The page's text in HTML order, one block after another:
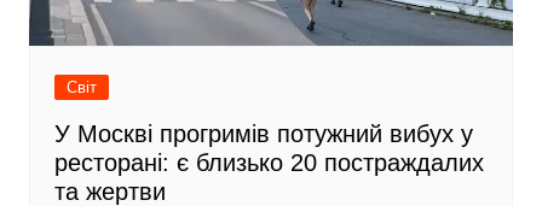
Світ
У Москві прогримів потужний вибух у
ресторані: є близько 20 постраждалих
та жертви